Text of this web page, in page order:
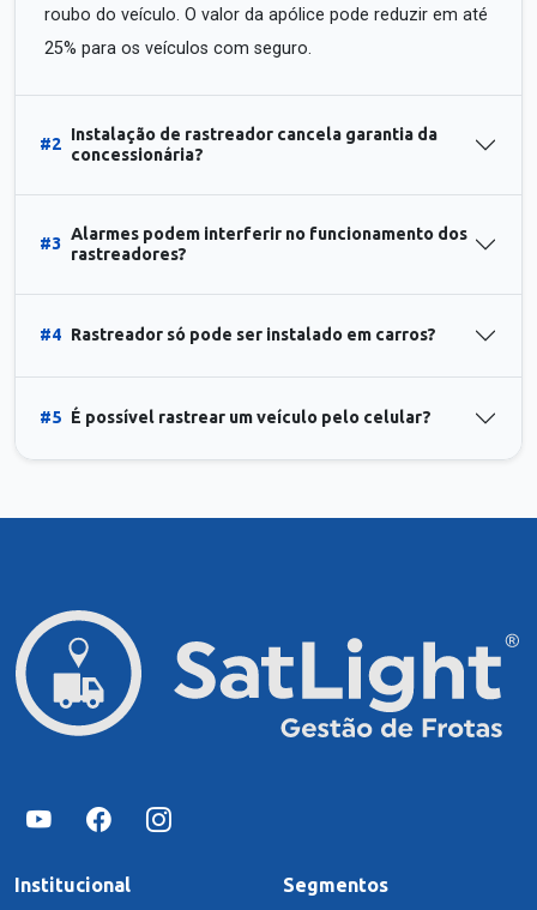
roubo do veículo. O valor da apólice pode reduzir em até
25% para os veículos com seguro.
#2
Instalação de rastreador cancela garantia da
concessionária?
#3
Alarmes podem interferir no funcionamento dos
rastreadores?
#4 Rastreador só pode ser instalado em carros?
#5 É possível rastrear um veículo pelo celular?
Institucional Segmentos